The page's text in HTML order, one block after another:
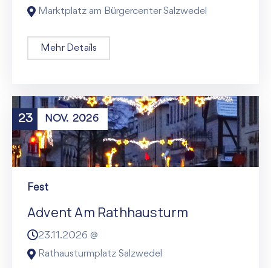
Marktplatz am Bürgercenter Salzwedel
Mehr Details
23 NOV. 2026
Fest
Advent Am Rathhausturm
23.11.2026 @
Rathausturmplatz Salzwedel